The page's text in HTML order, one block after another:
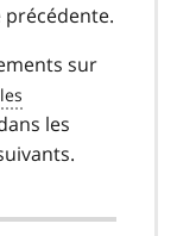
précédente.
sur
les